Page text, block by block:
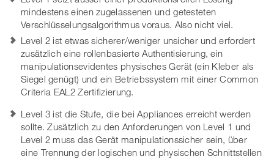
mindestens einen zugelassenen und getesteten
Verschlüsselungsalgorithmus voraus. Also nicht viel.
Level 2 ist etwas sicherer/weniger unsicher und erfordert
zusätzlich eine rollenbasierte Authentisierung, ein
manipulationsevidentes physisches Gerät (ein Kleber als
Siegel genügt) und ein Betriebssystem mit einer Common
Criteria EAL2 Zertifizierung.
Level 3 ist die Stufe, die bei Appliances erreicht werden
sollte. Zusätzlich zu den Anforderungen von Level 1 und
Level 2 muss das Gerät manipulationssicher sein, über
eine Trennung der logischen und physischen Schnittstellen